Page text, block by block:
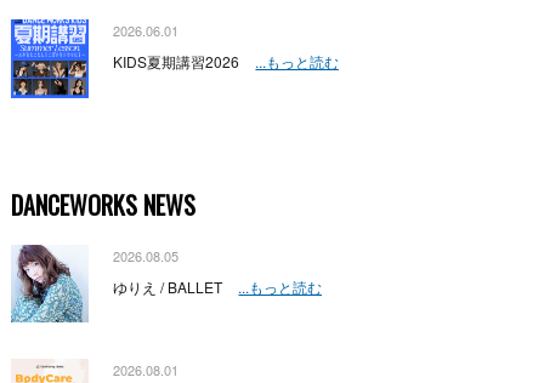
2026.06.01
KIDS夏期講習2026 ...もっと読む
DANCEWORKS NEWS
2026.08.05
ゆりえ / BALLET ...もっと読む
2026.08.01